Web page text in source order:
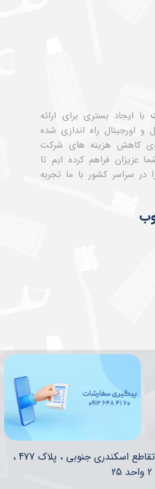
با ایجاد بستری برای ارائه
و اورجینال راه اندازی شده
کاهش هزینه های شرکت
عزیزان فراهم کرده ایم تا
سراسر کشور با ما تجربه
: تهران ،خیابان آزادی ، تقاطع اسکندری جنوبی ، پلاک 477 ،